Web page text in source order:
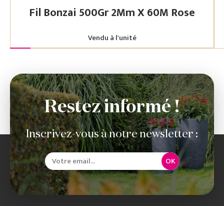
Fil Bonzai 500Gr 2Mm X 60M Rose
Vendu à l'unité
Restez informé !
Inscrivez-vous à notre newsletter :
OK